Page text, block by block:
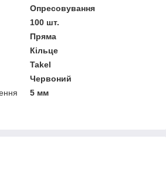
Опресовування
100 шт.
Пряма
Кільце
Takel
Червоний
5 мм